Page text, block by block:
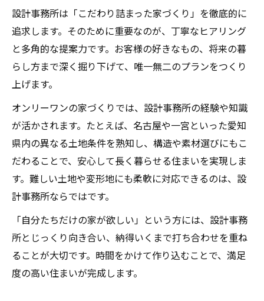
設計事務所は「こだわり詰まった家づくり」を徹底的に
追求します。そのために重要なのが、丁寧なヒアリング
と多角的な提案力です。お客様の好きなもの、将来の暮
らし方まで深く掘り下げて、唯一無二のプランをつくり
上げます。
オンリーワンの家づくりでは、設計事務所の経験や知識
が活かされます。たとえば、名古屋や一宮といった愛知
県内の異なる土地条件を熟知し、構造や素材選びにもこ
だわることで、安心して長く暮らせる住まいを実現しま
す。難しい土地や変形地にも柔軟に対応できるのは、設
計事務所ならではです。
「自分たちだけの家が欲しい」という方には、設計事務
所とじっくり向き合い、納得いくまで打ち合わせを重ね
ることが大切です。時間をかけて作り込むことで、満足
度の高い住まいが完成します。